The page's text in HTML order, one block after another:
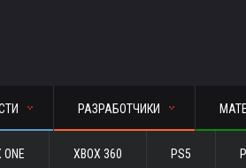
РАЗРАБОТЧИКИ
ONE XBOX 360 PS5